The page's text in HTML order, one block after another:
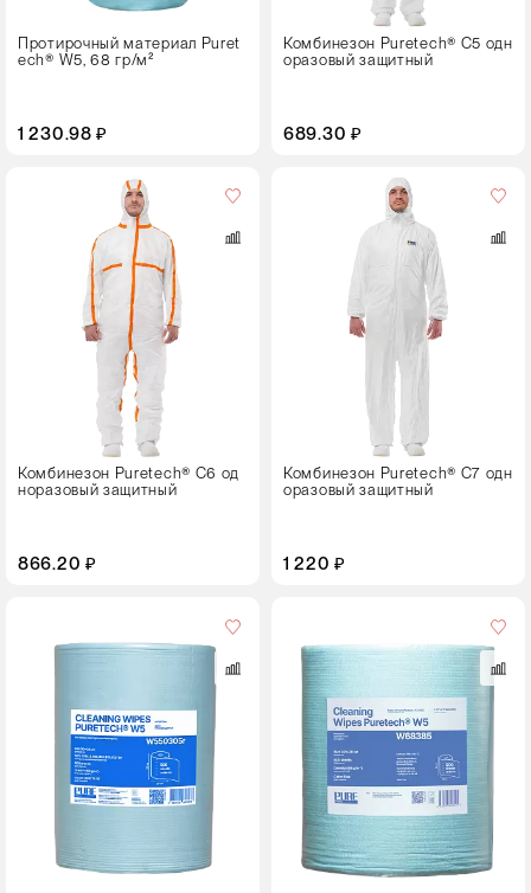
Протирочный материал Puret
ech® W5, 68 гр/м²
1 230.98 ₽
Комбинезон Puretech® C5 одн
оразовый защитный
689.30 ₽
XXXL
Комбинезон Puretech® C6 од
норазовый защитный
866.20 ₽
Комбинезон Puretech® C7 одн
оразовый защитный
1 220 ₽
универсальный
XXXL
упаковке